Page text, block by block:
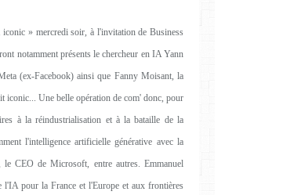
» mercredi soir, à l'invitation de Business
notamment présents le chercheur en IA Yann
(ex-Facebook) ainsi que Fanny Moisant, la
iconic... Une belle opération de com' donc, pour
à la réindustrialisation et à la bataille de la
l'intelligence artificielle générative avec la
CEO de Microsoft, entre autres. Emmanuel
l'IA pour la France et l'Europe et aux frontières